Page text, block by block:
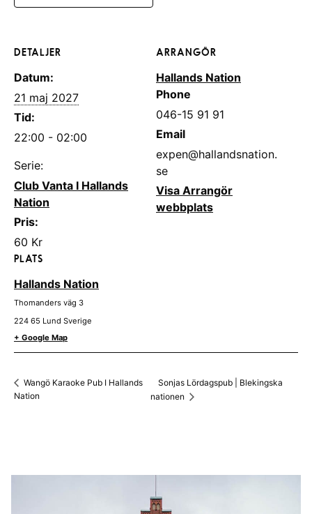
DETALJER
Datum:
21 maj 2027
Tid:
22:00 - 02:00
Serie:
Club Vanta I Hallands
Nation
Pris:
60 Kr
PLATS
Hallands Nation
Thomanders väg 3
224 65 Lund Sverige
+ Google Map
ARRANGÖR
Hallands Nation
Phone
046-15 91 91
Email
expen@hallandsnation.
se
Visa Arrangör
webbplats
Wangö Karaoke Pub I Hallands
Nation
Sonjas Lördagspub | Blekingska
nationen